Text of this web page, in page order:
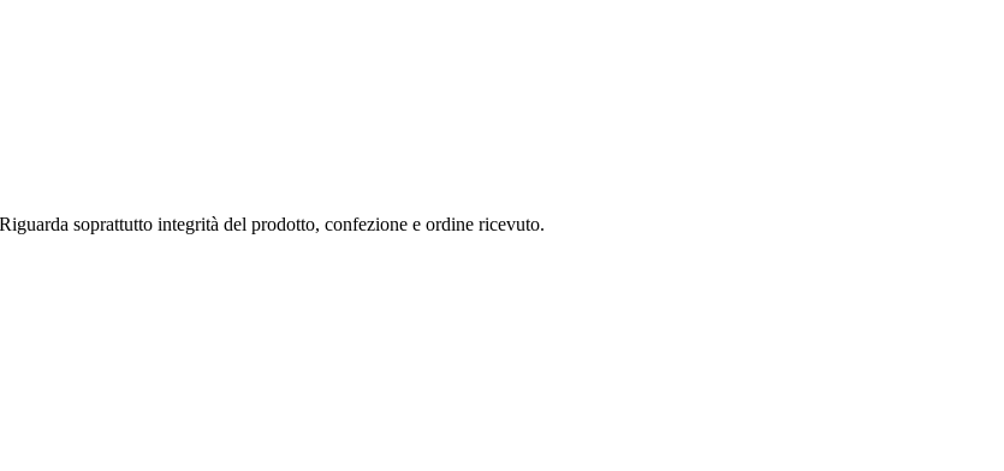
soprattutto integrità del prodotto, confezione e ordine ricevuto.